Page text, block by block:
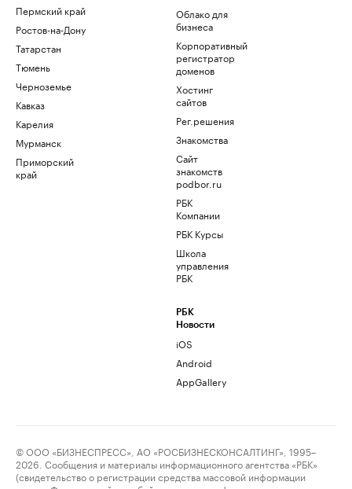
Пермский край
Ростов-на-Дону
Татарстан
Тюмень
Черноземье
Кавказ
Карелия
Мурманск
Приморский
край
Облако для
бизнеса
Корпоративный
регистратор
доменов
Хостинг
сайтов
Рег.решения
Знакомства
Сайт
знакомств
podbor.ru
РБК
Компании
РБК Курсы
Школа
управления
РБК
РБК
Новости
iOS
Android
AppGallery
© ООО «БИЗНЕСПРЕСС», АО «РОСБИЗНЕСКОНСАЛТИНГ», 1995–
2026. Сообщения и материалы информационного агентства «РБК»
(свидетельство о регистрации средства массовой информации